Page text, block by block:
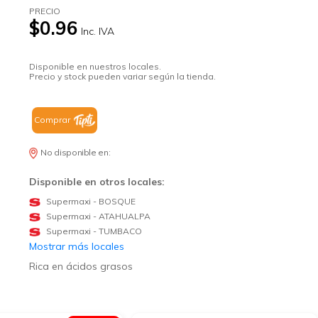
PRECIO
$0.96 Inc. IVA
Disponible en nuestros locales.
Precio y stock pueden variar según la tienda.
Comprar
No disponible en:
Disponible en otros locales:
Supermaxi - BOSQUE
Supermaxi - ATAHUALPA
Supermaxi - TUMBACO
Mostrar más locales
Rica en ácidos grasos